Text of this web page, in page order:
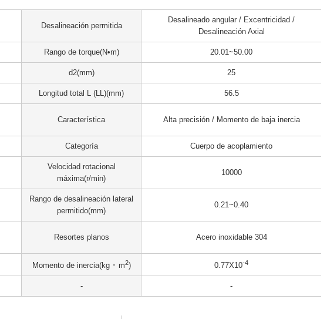
Desalineación permitida
Desalineado angular / Excentricidad /
Desalineación Axial
Rango de torque(N•m) 20.01~50.00
d2(mm) 25
Longitud total L (LL)(mm) 56.5
Característica Alta precisión / Momento de baja inercia
Categoría Cuerpo de acoplamiento
Velocidad rotacional
máxima(r/min)
10000
Rango de desalineación lateral
permitido(mm)
0.21~0.40
Resortes planos Acero inoxidable 304
Momento de inercia(kg ･ m2) 0.77X10-4
- -